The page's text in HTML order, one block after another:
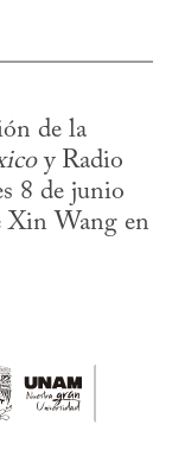
y Radio
8 de junio
Xin Wang en